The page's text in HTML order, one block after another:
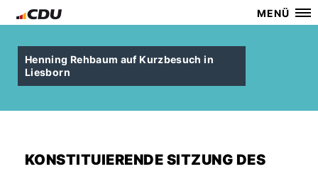
MENÜ
Henning Rehbaum auf Kurzbesuch in
Liesborn
KONSTITUIERENDE SITZUNG DES